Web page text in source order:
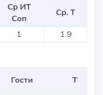
Ср ИТ
Соп
Ср. Т
1 1.9
Гости Т